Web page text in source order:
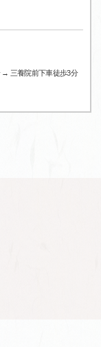
三養院前下車徒歩3分